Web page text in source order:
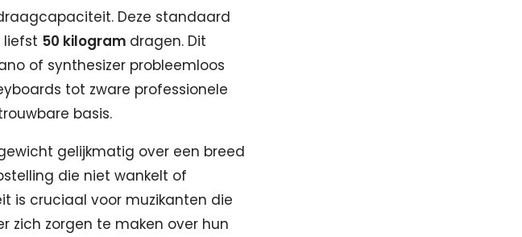
Deze standaard
50 kilogram dragen. Dit
of synthesizer probleemloos
tot zware professionele
basis.
gelijkmatig over een breed
die niet wankelt of
is cruciaal voor muzikanten die
zich zorgen te maken over hun